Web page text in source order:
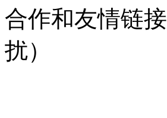
合作和友情链
扰）